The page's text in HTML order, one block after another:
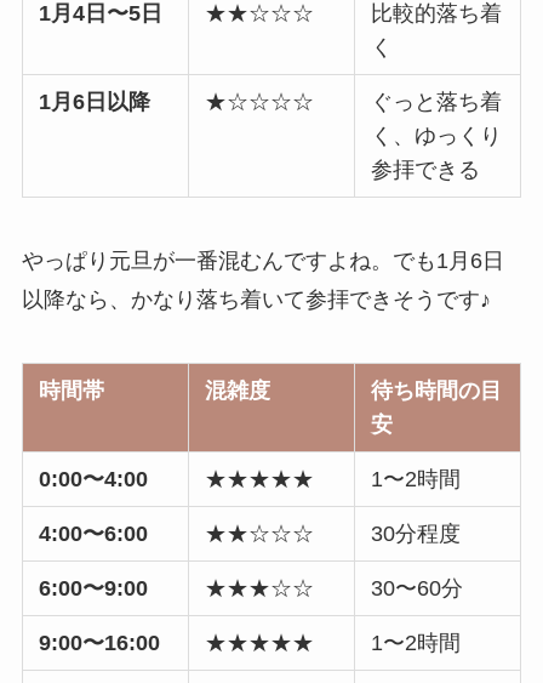
1月4日〜5日 ★★☆☆☆
比較的落ち着
く
1月6日以降 ★☆☆☆☆
ぐっと落ち着
く、ゆっくり
参拝できる
やっぱり元旦が一番混むんですよね。でも1月6日
以降なら、かなり落ち着いて参拝できそうです♪
時間帯 混雑度
待ち時間の目
安
0:00〜4:00 ★★★★★ 1〜2時間
4:00〜6:00 ★★☆☆☆ 30分程度
6:00〜9:00 ★★★☆☆ 30〜60分
9:00〜16:00 ★★★★★ 1〜2時間